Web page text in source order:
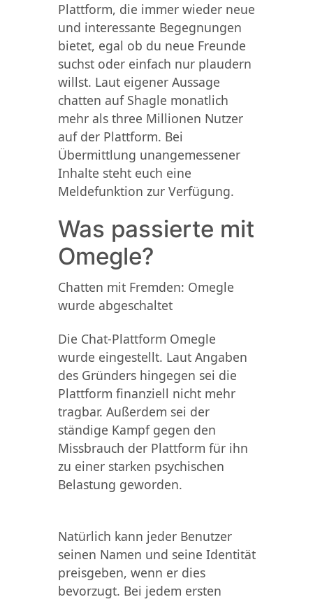
Plattform, die immer wieder neue
und interessante Begegnungen
bietet, egal ob du neue Freunde
suchst oder einfach nur plaudern
willst. Laut eigener Aussage
chatten auf Shagle monatlich
mehr als three Millionen Nutzer
auf der Plattform. Bei
Übermittlung unangemessener
Inhalte steht euch eine
Meldefunktion zur Verfügung.
Was passierte mit
Omegle?
Chatten mit Fremden: Omegle
wurde abgeschaltet
Die Chat-Plattform Omegle
wurde eingestellt. Laut Angaben
des Gründers hingegen sei die
Plattform finanziell nicht mehr
tragbar. Außerdem sei der
ständige Kampf gegen den
Missbrauch der Plattform für ihn
zu einer starken psychischen
Belastung geworden.
Natürlich kann jeder Benutzer
seinen Namen und seine Identität
preisgeben, wenn er dies
bevorzugt. Bei jedem ersten